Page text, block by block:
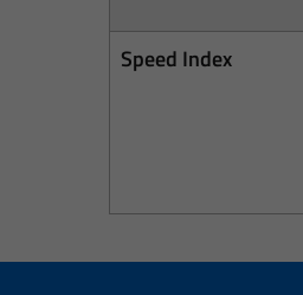
Speed Index